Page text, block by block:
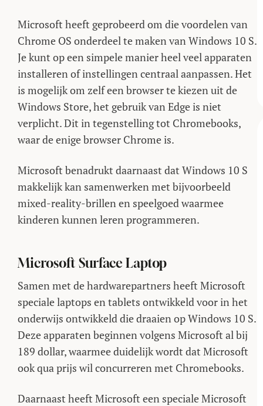
Microsoft heeft geprobeerd om die voordelen van
Chrome OS onderdeel te maken van Windows 10 S.
Je kunt op een simpele manier heel veel apparaten
installeren of instellingen centraal aanpassen. Het
is mogelijk om zelf een browser te kiezen uit de
Windows Store, het gebruik van Edge is niet
verplicht. Dit in tegenstelling tot Chromebooks,
waar de enige browser Chrome is.
Microsoft benadrukt daarnaast dat Windows 10 S
makkelijk kan samenwerken met bijvoorbeeld
mixed-reality-brillen en speelgoed waarmee
kinderen kunnen leren programmeren.
Microsoft Surface Laptop
Samen met de hardwarepartners heeft Microsoft
speciale laptops en tablets ontwikkeld voor in het
onderwijs ontwikkeld die draaien op Windows 10 S.
Deze apparaten beginnen volgens Microsoft al bij
189 dollar, waarmee duidelijk wordt dat Microsoft
ook qua prijs wil concurreren met Chromebooks.
Daarnaast heeft Microsoft een speciale Microsoft